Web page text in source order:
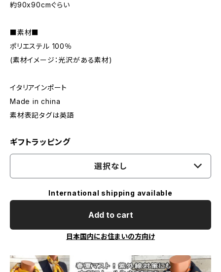
約90x90cmぐらい
■素材■
ポリエステル 100％
(素材イメージ：光沢がある素材)
イタリアインポート
Made in china
素材表記タグは英語
ギフトラッピング
選択なし
International shipping available
Add to cart
日本国内にお住まいの方向け